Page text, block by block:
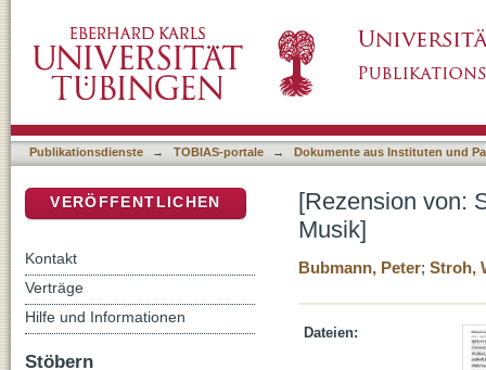
Publikationsdienste → TOBIAS-portale → Dokumente aus Instituten und
[Rezension von:
Musik]
Bubmann, Peter; Stroh,
Dateien:
VERÖFFENTLICHEN
Kontakt
Verträge
Hilfe und Informationen
Stöbern